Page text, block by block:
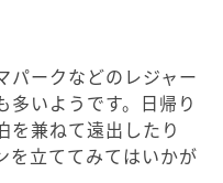
パークなどのレジャー
いようです。日帰り
を兼ねて遠出したり
を立ててみてはいかが